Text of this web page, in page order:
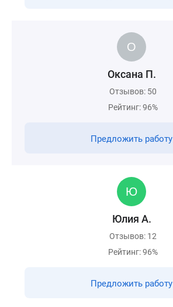
Оксана П.
Отзывов: 50
Рейтинг: 96%
Предложить работу
Юлия А.
Отзывов: 12
Рейтинг: 96%
Предложить работу